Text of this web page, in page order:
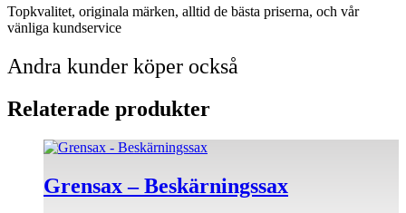
Topkvalitet, originala märken, alltid de bästa priserna, och vår
vänliga kundservice
Andra kunder köper också
Relaterade produkter
Grensax – Beskärningssax